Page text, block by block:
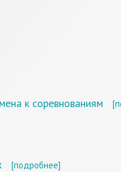
к соревнованиям
[подробнее]